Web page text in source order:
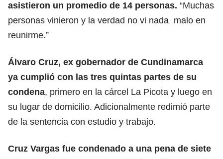
asistieron un promedio de 14 personas. “Muchas
personas vinieron y la verdad no vi nada malo en
reunirme.”
Álvaro Cruz, ex gobernador de Cundinamarca
ya cumplió con las tres quintas partes de su
condena, primero en la cárcel La Picota y luego en
su lugar de domicilio. Adicionalmente redimió parte
de la sentencia con estudio y trabajo.
Cruz Vargas fue condenado a una pena de siete